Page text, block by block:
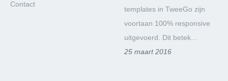
Contact
templates in TweeGo zijn
voortaan 100% responsive
uitgevoerd. Dit betek...
25 maart 2016